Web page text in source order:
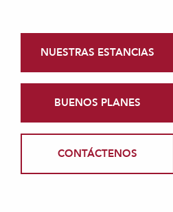
NUESTRAS ESTANCIAS
BUENOS PLANES
CONTÁCTENOS